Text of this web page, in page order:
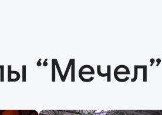
“Мечел”